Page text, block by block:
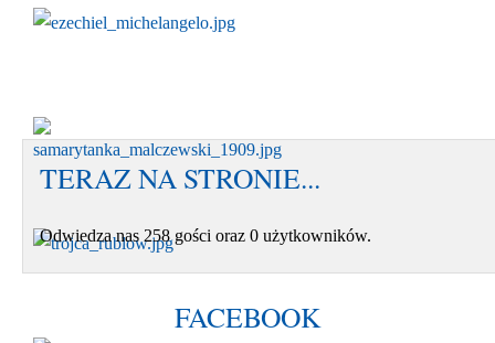
TERAZ NA STRONIE...
Odwiedza nas 258 gości oraz 0 użytkowników.
FACEBOOK